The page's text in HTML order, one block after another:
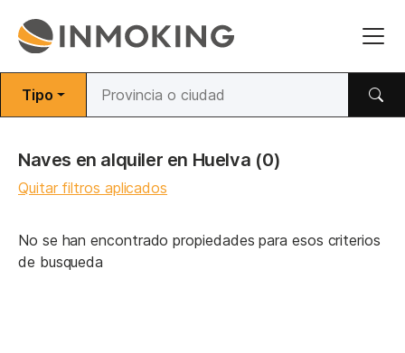
Tipo
Naves en alquiler en Huelva (0)
Quitar filtros aplicados
No se han encontrado propiedades para esos criterios
de busqueda